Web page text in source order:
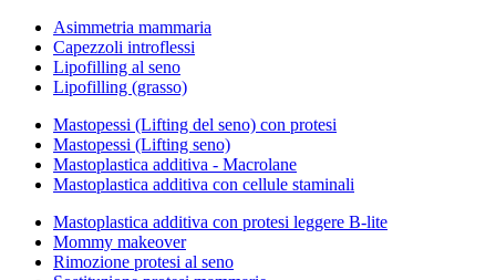
Asimmetria mammaria
Capezzoli introflessi
Lipofilling al seno
Lipofilling (grasso)
Mastopessi (Lifting del seno) con protesi
Mastopessi (Lifting seno)
Mastoplastica additiva - Macrolane
Mastoplastica additiva con cellule staminali
Mastoplastica additiva con protesi leggere B-lite
Mommy makeover
Rimozione protesi al seno